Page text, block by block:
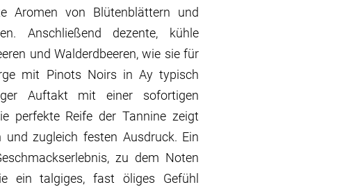
Aromen von Blütenblättern und
Anschließend dezente, kühle
und Walderdbeeren, wie sie für
mit Pinots Noirs in Ay typisch
Auftakt mit einer sofortigen
perfekte Reife der Tannine zeigt
zugleich festen Ausdruck. Ein
zu dem Noten
ein talgiges, fast öliges Gefühl